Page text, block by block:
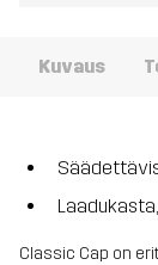
Kuvaus
Classic Cap on